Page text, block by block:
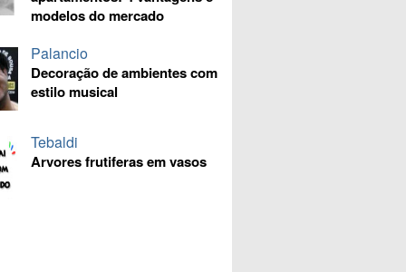
modelos do mercado
Palancio
Decoração de ambientes com
estilo musical
Tebaldi
Arvores frutiferas em vasos